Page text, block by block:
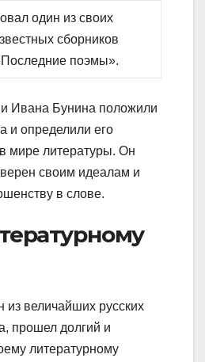
один из своих
сборников
поэмы».
Ивана Бунина положили
и определили его
мире литературы. Он
верен своим идеалам и
в слове.
из величайших русских
прошел долгий и
литературному